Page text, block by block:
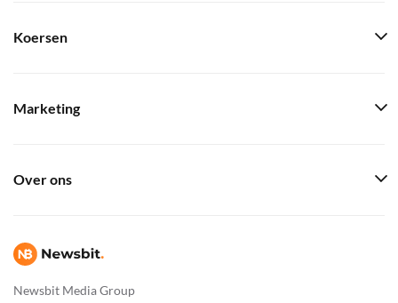
Newsbit Media Group
Koersen
Marketing
Over ons